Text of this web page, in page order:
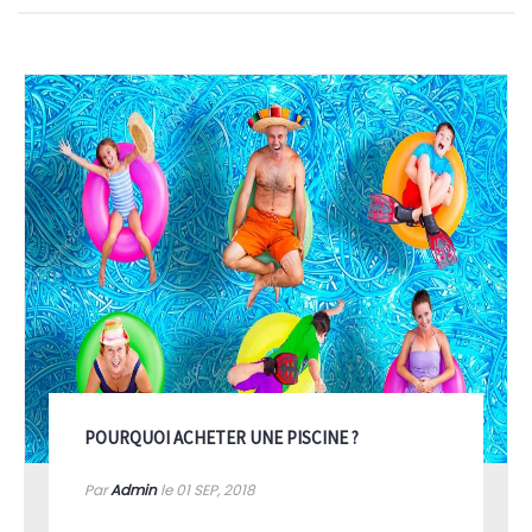
POURQUOI ACHETER UNE PISCINE ?
ParAdminle 01SEP, 2018